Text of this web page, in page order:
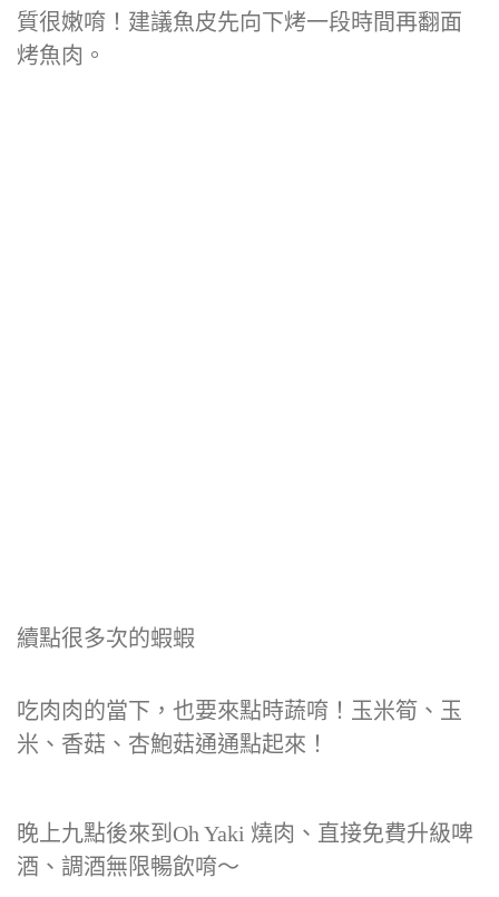
質很嫩唷！建議魚皮先向下烤一段時間再翻面
烤魚肉。
續點很多次的蝦蝦
吃肉肉的當下，也要來點時蔬唷！玉米筍、玉
米、香菇、杏鮑菇通通點起來！
晚上九點後來到Oh Yaki 燒肉、直接免費升級啤
酒、調酒無限暢飲唷～